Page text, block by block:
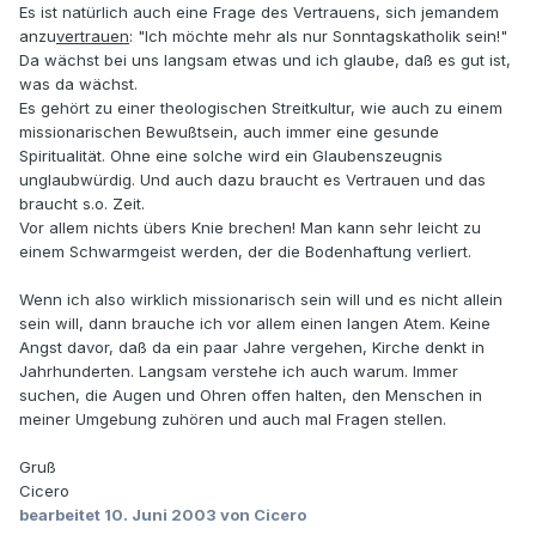
Es ist natürlich auch eine Frage des Vertrauens, sich jemandem
anzuvertrauen: "Ich möchte mehr als nur Sonntagskatholik sein!"
Da wächst bei uns langsam etwas und ich glaube, daß es gut ist,
was da wächst.
Es gehört zu einer theologischen Streitkultur, wie auch zu einem
missionarischen Bewußtsein, auch immer eine gesunde
Spiritualität. Ohne eine solche wird ein Glaubenszeugnis
unglaubwürdig. Und auch dazu braucht es Vertrauen und das
braucht s.o. Zeit.
Vor allem nichts übers Knie brechen! Man kann sehr leicht zu
einem Schwarmgeist werden, der die Bodenhaftung verliert.
Wenn ich also wirklich missionarisch sein will und es nicht allein
sein will, dann brauche ich vor allem einen langen Atem. Keine
Angst davor, daß da ein paar Jahre vergehen, Kirche denkt in
Jahrhunderten. Langsam verstehe ich auch warum. Immer
suchen, die Augen und Ohren offen halten, den Menschen in
meiner Umgebung zuhören und auch mal Fragen stellen.
Gruß
Cicero
bearbeitet 10. Juni 2003 von Cicero